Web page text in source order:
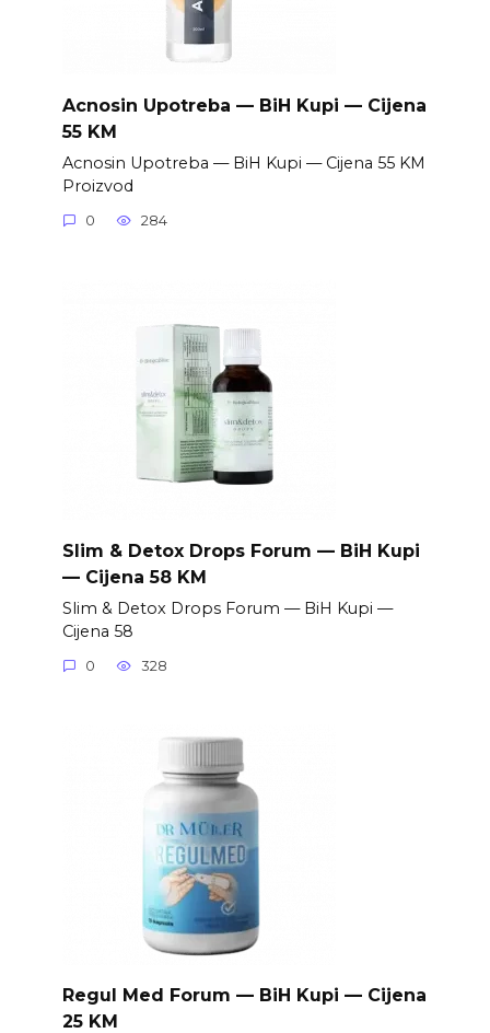
Acnosin Upotreba — BiH Kupi — Cijena
55 KM
Acnosin Upotreba — BiH Kupi — Cijena 55 KM
Proizvod
0 284
Slim & Detox Drops Forum — BiH Kupi
— Cijena 58 KM
Slim & Detox Drops Forum — BiH Kupi —
Cijena 58
0 328
Regul Med Forum — BiH Kupi — Cijena
25 KM